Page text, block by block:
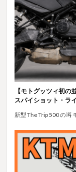
【モトグッツィ初
スパイショット・ラ
新型 The Trip 500 の